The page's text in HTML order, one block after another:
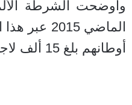
وأوضحت الشرطة
الماضي
أوطانهم بلغ 15 ألف لاجئ.